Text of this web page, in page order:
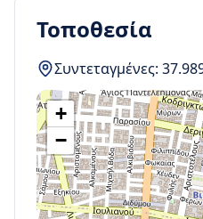
Τοποθεσία
Συντεταγμένες:
+
−